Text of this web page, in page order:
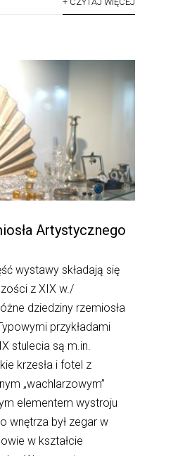
Artystycznego
wystawy składają się
z XIX w./
dziedziny rzemiosła
przykładami
stulecia są m.in.
krzesła i fotel z
„wachlarzowym”
elementem wystroju
wnętrza był zegar w
w kształcie